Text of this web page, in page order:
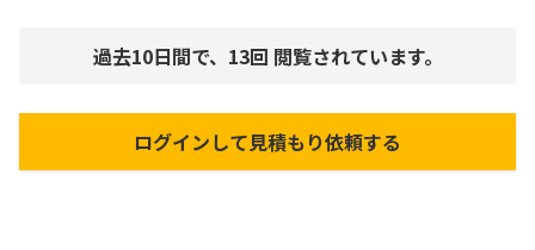
過去10日間で、 13回 閲覧されています。
ログインして見積もり依頼する